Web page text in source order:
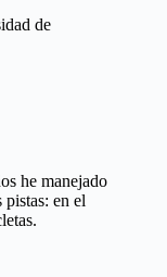
de
he manejado
en el